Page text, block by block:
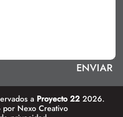
a Proyecto 22 2026.
por Nexo Creativo